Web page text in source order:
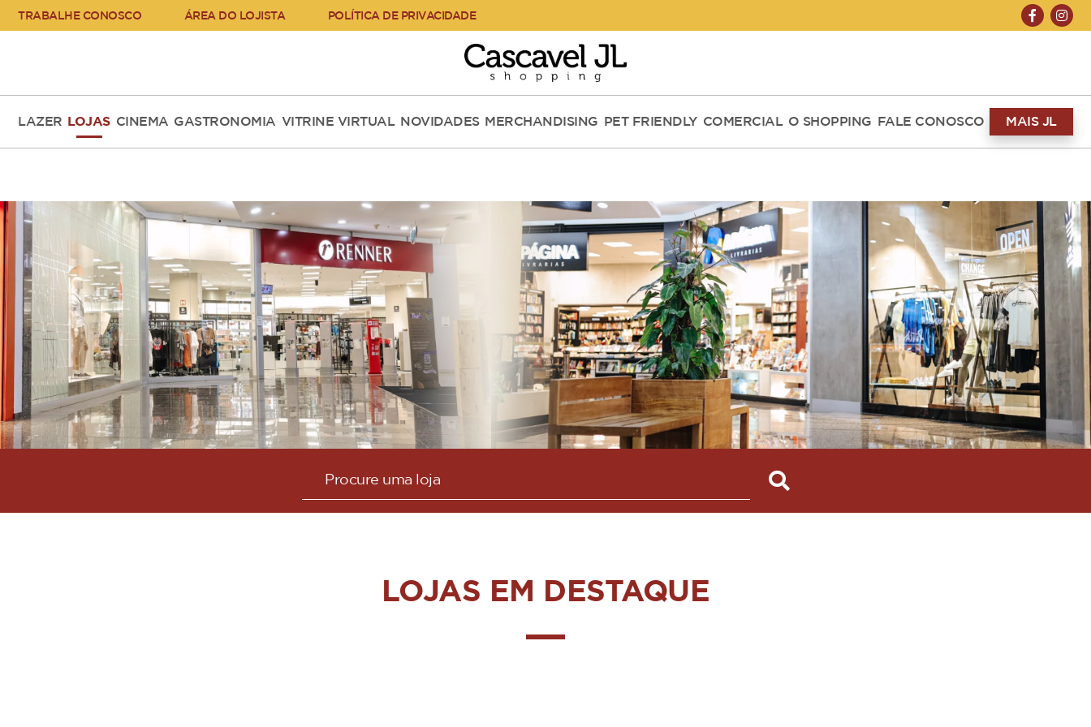
TRABALHE CONOSCO ÁREA DO LOJISTA POLÍTICA DE PRIVACIDADE
LAZER LOJAS CINEMA GASTRONOMIA VITRINE VIRTUAL NOVIDADES MERCHANDISING PET FRIENDLY COMERCIAL O SHOPPING FALE CONOSCO MAIS JL
LOJAS EM DESTAQUE